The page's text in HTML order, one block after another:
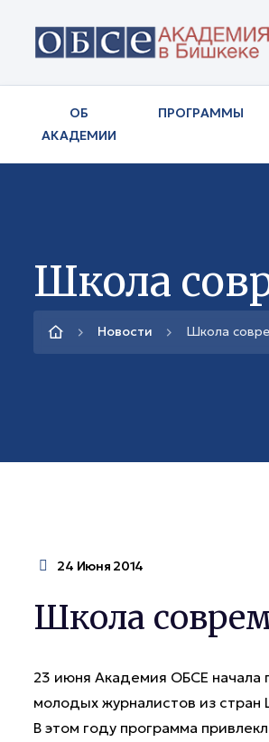
ОБ
АКАДЕМИИ
ПРОГРАММЫ
Школа
Новости Школа
24 Июня 2014
Школа
23 июня Академия ОБСЕ
молодых журналистов из
В этом году программа